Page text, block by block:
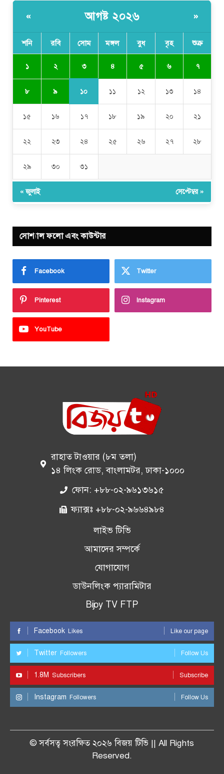
« আগষ্ট ২০২৬ »
শনি রবি সোম মঙ্গল বুধ বৃহ শুক্র
১ ২ ৩ ৪ ৫ ৬ ৭
৮ ৯ ১০ ১১ ১২ ১৩ ১৪
১৫ ১৬ ১৭ ১৮ ১৯ ২০ ২১
২২ ২৩ ২৪ ২৫ ২৬ ২৭ ২৮
২৯ ৩০ ৩১
« জুলাই সেপ্টেম্বর »
সোশ্যাল ফলো এবং কাউন্টার
Facebook Twitter
Pinterest Instagram
YouTube
রাহাত টাওয়ার (৮ম তলা)
১৪ লিংক রোড, বাংলামটর, ঢাকা-১০০০
ফোন: +৮৮-০২-৯৬১৩৬১৫
ফ্যাক্সঃ +৮৮-০২-৯৬৬৪৯৮৪
লাইভ টিভি
আমাদের সম্পর্কে
যোগাযোগ
ডাউনলিংক প্যারামিটার
Bijoy TV FTP
Facebook Likes Like our page
Twitter Followers Follow Us
1.8M Subscribers Subscribe
Instagram Followers Follow Us
© সর্বসত্ব সংরক্ষিত ২০২৬ বিজয় টিভি || All Rights
Reserved.